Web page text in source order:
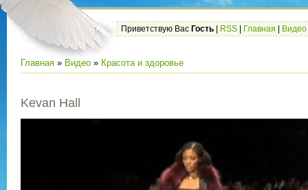
Приветствую Вас Гость RSS Главная Видео
Главная » Видео » Красота и здоровье
Kevan Hall